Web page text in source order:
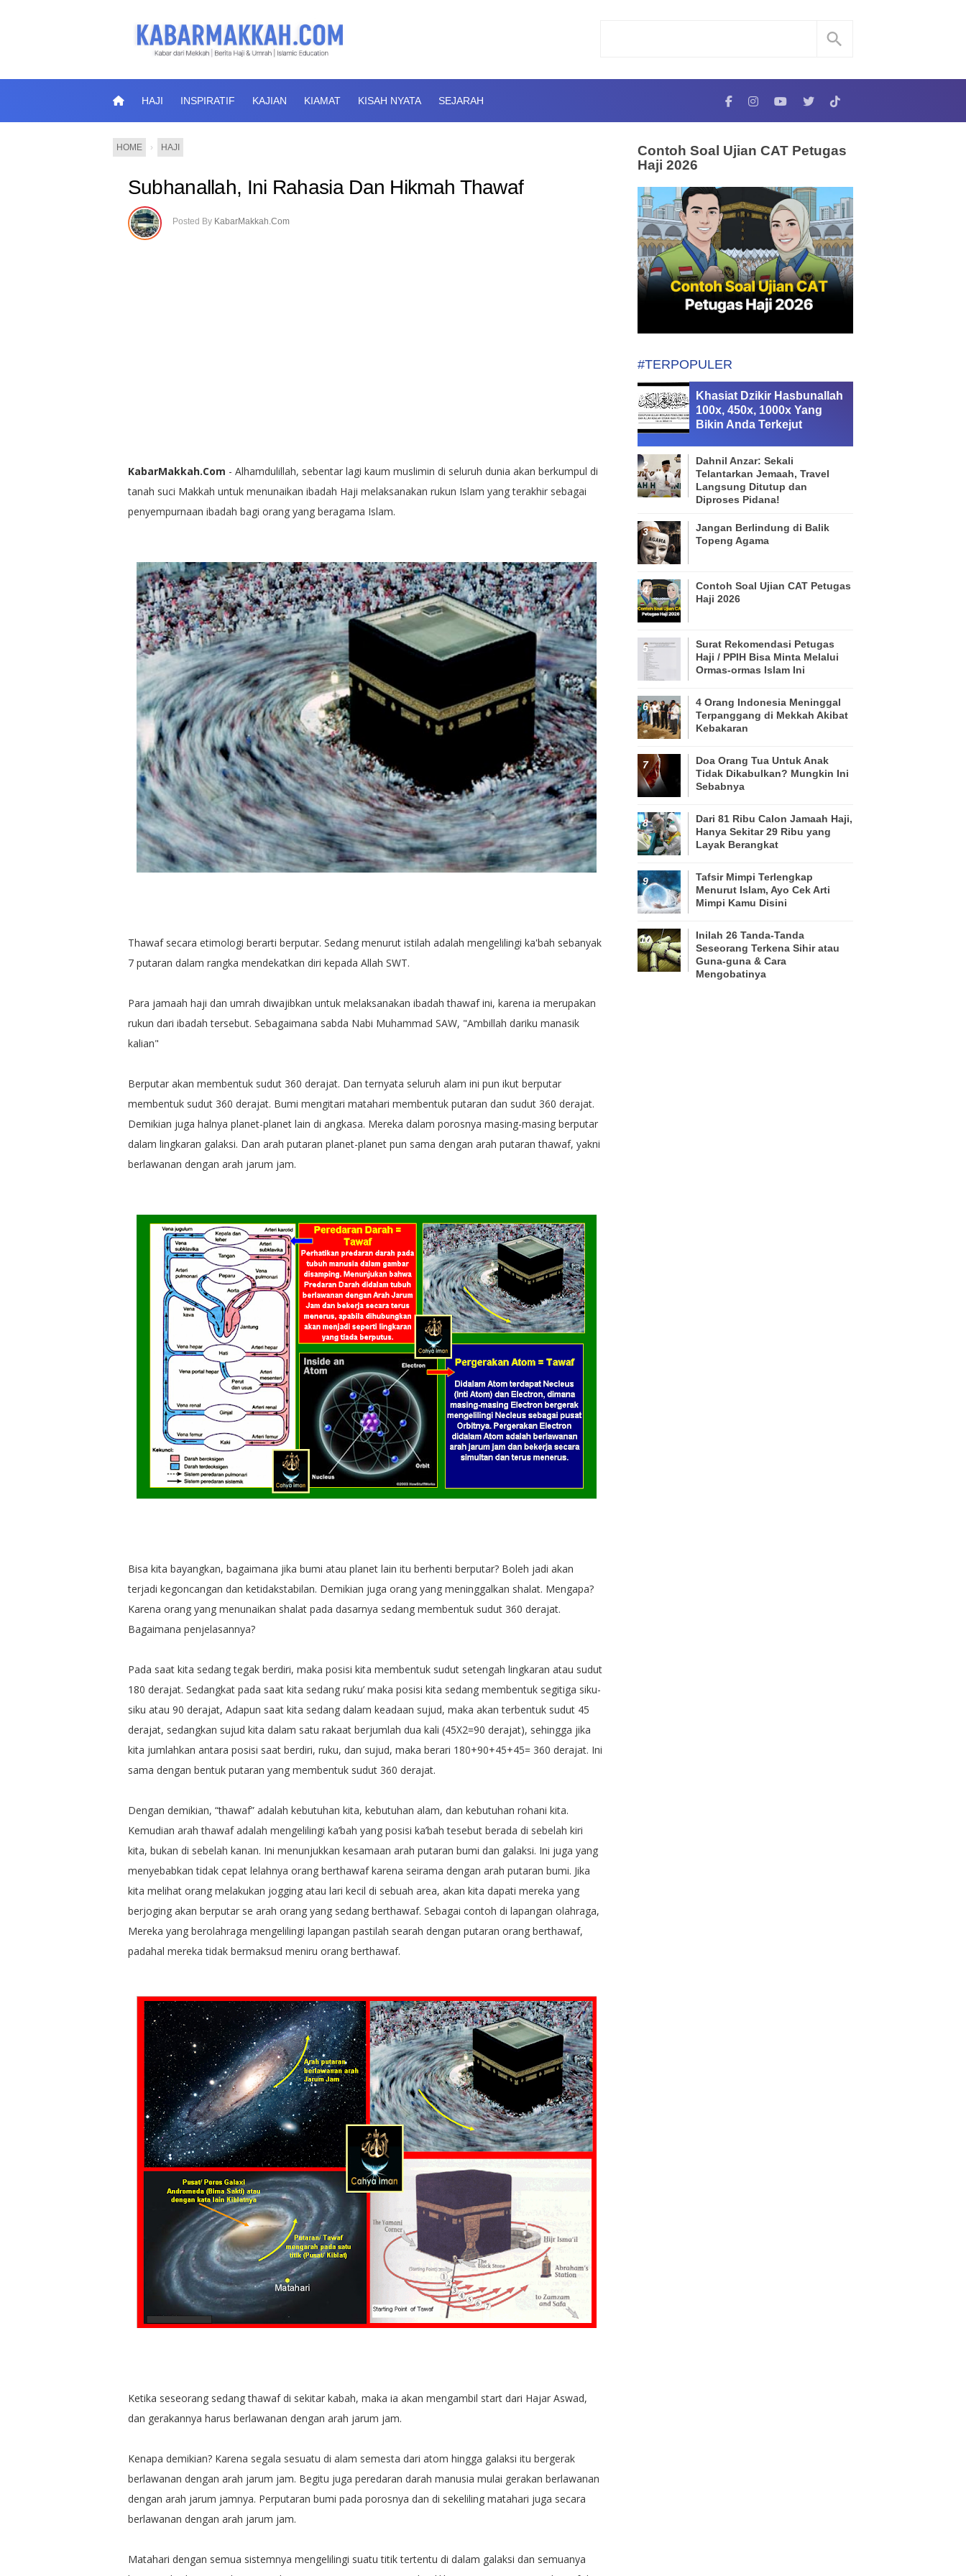
HAJI INSPIRATIF KAJIAN KIAMAT KISAH NYATA SEJARAH
HOME › HAJI
Subhanallah, Ini Rahasia Dan Hikmah Thawaf
Posted By KabarMakkah.Com
KabarMakkah.Com - Alhamdulillah, sebentar lagi kaum muslimin di seluruh dunia akan berkumpul di
tanah suci Makkah untuk menunaikan ibadah Haji melaksanakan rukun Islam yang terakhir sebagai
penyempurnaan ibadah bagi orang yang beragama Islam.
Thawaf secara etimologi berarti berputar. Sedang menurut istilah adalah mengelilingi ka'bah sebanyak
7 putaran dalam rangka mendekatkan diri kepada Allah SWT.
Para jamaah haji dan umrah diwajibkan untuk melaksanakan ibadah thawaf ini, karena ia merupakan
rukun dari ibadah tersebut. Sebagaimana sabda Nabi Muhammad SAW, "Ambillah dariku manasik
kalian"
Berputar akan membentuk sudut 360 derajat. Dan ternyata seluruh alam ini pun ikut berputar
membentuk sudut 360 derajat. Bumi mengitari matahari membentuk putaran dan sudut 360 derajat.
Demikian juga halnya planet-planet lain di angkasa. Mereka dalam porosnya masing-masing berputar
dalam lingkaran galaksi. Dan arah putaran planet-planet pun sama dengan arah putaran thawaf, yakni
berlawanan dengan arah jarum jam.
Bisa kita bayangkan, bagaimana jika bumi atau planet lain itu berhenti berputar? Boleh jadi akan
terjadi kegoncangan dan ketidakstabilan. Demikian juga orang yang meninggalkan shalat. Mengapa?
Karena orang yang menunaikan shalat pada dasarnya sedang membentuk sudut 360 derajat.
Bagaimana penjelasannya?
Pada saat kita sedang tegak berdiri, maka posisi kita membentuk sudut setengah lingkaran atau sudut
180 derajat. Sedangkat pada saat kita sedang ruku’ maka posisi kita sedang membentuk segitiga siku-
siku atau 90 derajat, Adapun saat kita sedang dalam keadaan sujud, maka akan terbentuk sudut 45
derajat, sedangkan sujud kita dalam satu rakaat berjumlah dua kali (45X2=90 derajat), sehingga jika
kita jumlahkan antara posisi saat berdiri, ruku, dan sujud, maka berari 180+90+45+45= 360 derajat. Ini
sama dengan bentuk putaran yang membentuk sudut 360 derajat.
Dengan demikian, “thawaf” adalah kebutuhan kita, kebutuhan alam, dan kebutuhan rohani kita.
Kemudian arah thawaf adalah mengelilingi ka’bah yang posisi ka’bah tesebut berada di sebelah kiri
kita, bukan di sebelah kanan. Ini menunjukkan kesamaan arah putaran bumi dan galaksi. Ini juga yang
menyebabkan tidak cepat lelahnya orang berthawaf karena seirama dengan arah putaran bumi. Jika
kita melihat orang melakukan jogging atau lari kecil di sebuah area, akan kita dapati mereka yang
berjoging akan berputar se arah orang yang sedang berthawaf. Sebagai contoh di lapangan olahraga,
Mereka yang berolahraga mengelilingi lapangan pastilah searah dengan putaran orang berthawaf,
padahal mereka tidak bermaksud meniru orang berthawaf.
Ketika seseorang sedang thawaf di sekitar kabah, maka ia akan mengambil start dari Hajar Aswad,
dan gerakannya harus berlawanan dengan arah jarum jam.
Kenapa demikian? Karena segala sesuatu di alam semesta dari atom hingga galaksi itu bergerak
berlawanan dengan arah jarum jam. Begitu juga peredaran darah manusia mulai gerakan berlawanan
dengan arah jarum jamnya. Perputaran bumi pada porosnya dan di sekeliling matahari juga secara
berlawanan dengan arah jarum jam.
Matahari dengan semua sistemnya mengelilingi suatu titik tertentu di dalam galaksi dan semuanya
Contoh Soal Ujian CAT Petugas
Haji 2026
#TERPOPULER
Khasiat Dzikir Hasbunallah
100x, 450x, 1000x Yang
Bikin Anda Terkejut
Dahnil Anzar: Sekali
Telantarkan Jemaah, Travel
Langsung Ditutup dan
Diproses Pidana!
Jangan Berlindung di Balik
Topeng Agama
Contoh Soal Ujian CAT Petugas
Haji 2026
Surat Rekomendasi Petugas
Haji / PPIH Bisa Minta Melalui
Ormas-ormas Islam Ini
4 Orang Indonesia Meninggal
Terpanggang di Mekkah Akibat
Kebakaran
Doa Orang Tua Untuk Anak
Tidak Dikabulkan? Mungkin Ini
Sebabnya
Dari 81 Ribu Calon Jamaah Haji,
Hanya Sekitar 29 Ribu yang
Layak Berangkat
Tafsir Mimpi Terlengkap
Menurut Islam, Ayo Cek Arti
Mimpi Kamu Disini
Inilah 26 Tanda-Tanda
Seseorang Terkena Sihir atau
Guna-guna & Cara
Mengobatinya